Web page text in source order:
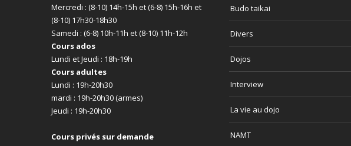
Mercredi : (8-10) 14h-15h et (6-8) 15h-16h et
(8-10) 17h30-18h30
Samedi : (6-8) 10h-11h et (8-10) 11h-12h
Cours ados
Lundi et Jeudi : 18h-19h
Cours adultes
Lundi : 19h-20h30
mardi : 19h-20h30 (armes)
Jeudi : 19h-20h30
Cours privés sur demande
Budo taikai
Divers
Dojos
Interview
La vie au dojo
NAMT